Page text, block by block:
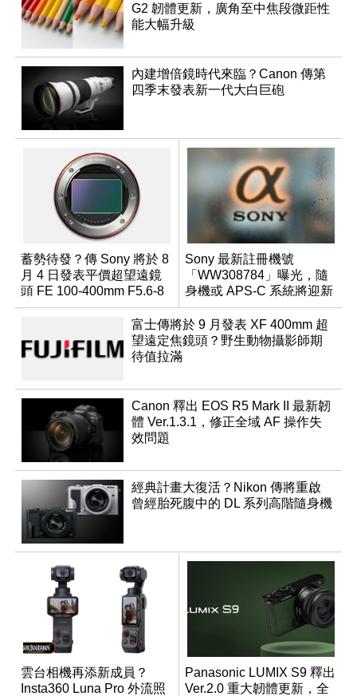
G2 韌體更新，廣角至中焦段微距性
能大幅升級
內建增倍鏡時代來臨？Canon 傳第
四季末發表新一代大白巨砲
蓄勢待發？傳 Sony 將於 8
月 4 日發表平價超望遠鏡
頭 FE 100-400mm F5.6-8
Sony 最新註冊機號
「WW308784」曝光，隨
身機或 APS-C 系統將迎新
成員？
富士傳將於 9 月發表 XF 400mm 超
望遠定焦鏡頭？野生動物攝影師期
待值拉滿
Canon 釋出 EOS R5 Mark II 最新韌
體 Ver.1.3.1，修正全域 AF 操作失
效問題
經典計畫大復活？Nikon 傳將重啟
曾經胎死腹中的 DL 系列高階隨身機
雲台相機再添新成員？
Insta360 Luna Pro 外流照
Panasonic LUMIX S9 釋出
Ver.2.0 重大韌體更新，全